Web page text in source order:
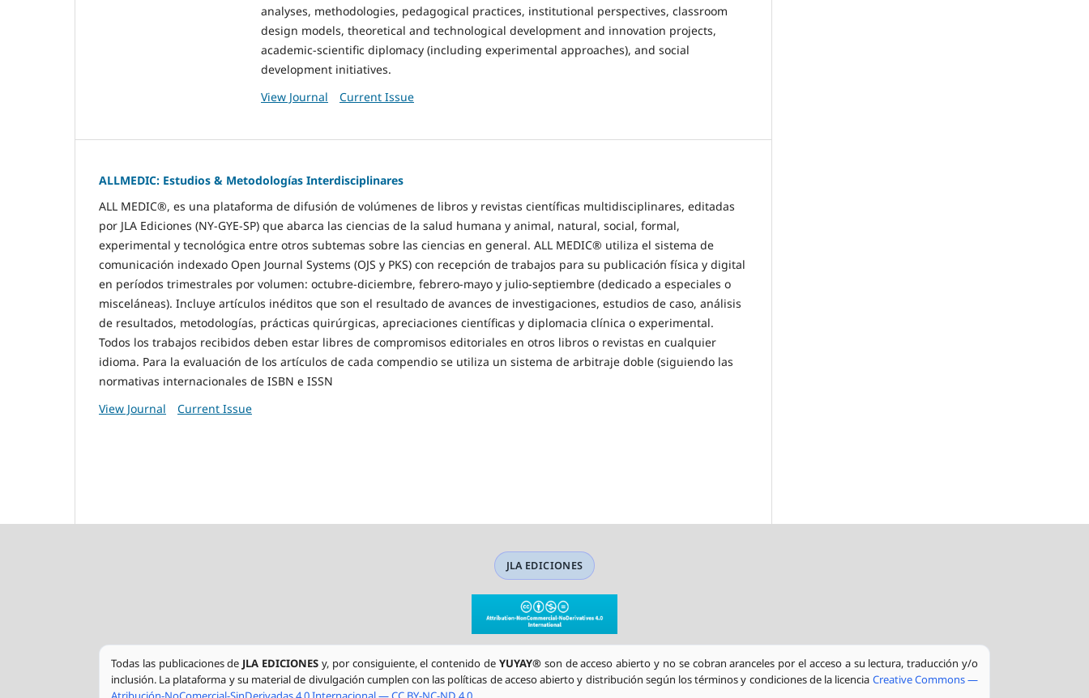
analyses, methodologies, pedagogical practices, institutional perspectives, classroom
design models, theoretical and technological development and innovation projects,
academic-scientific diplomacy (including experimental approaches), and social
development initiatives.
View Journal
Current Issue
ALLMEDIC: Estudios & Metodologías Interdisciplinares
ALL MEDIC®, es una plataforma de difusión de volúmenes de libros y revistas científicas multidisciplinares, editadas
por JLA Ediciones (NY-GYE-SP) que abarca las ciencias de la salud humana y animal, natural, social, formal,
experimental y tecnológica entre otros subtemas sobre las ciencias en general. ALL MEDIC® utiliza el sistema de
comunicación indexado Open Journal Systems (OJS y PKS) con recepción de trabajos para su publicación física y digital
en períodos trimestrales por volumen: octubre-diciembre, febrero-mayo y julio-septiembre (dedicado a especiales o
misceláneas). Incluye artículos inéditos que son el resultado de avances de investigaciones, estudios de caso, análisis
de resultados, metodologías, prácticas quirúrgicas, apreciaciones científicas y diplomacia clínica o experimental.
Todos los trabajos recibidos deben estar libres de compromisos editoriales en otros libros o revistas en cualquier
idioma. Para la evaluación de los artículos de cada compendio se utiliza un sistema de arbitraje doble (siguiendo las
normativas internacionales de ISBN e ISSN
View Journal
Current Issue
JLA EDICIONES
Todas las publicaciones de JLA EDICIONES y, por consiguiente, el contenido de YUYAY®son de acceso abierto y no se cobran aranceles por el acceso a su lectura, traducción y/o
inclusión. La plataforma y su material de divulgación cumplen con las políticas de acceso abierto y distribución según los términos y condiciones de la licencia Creative Commons —